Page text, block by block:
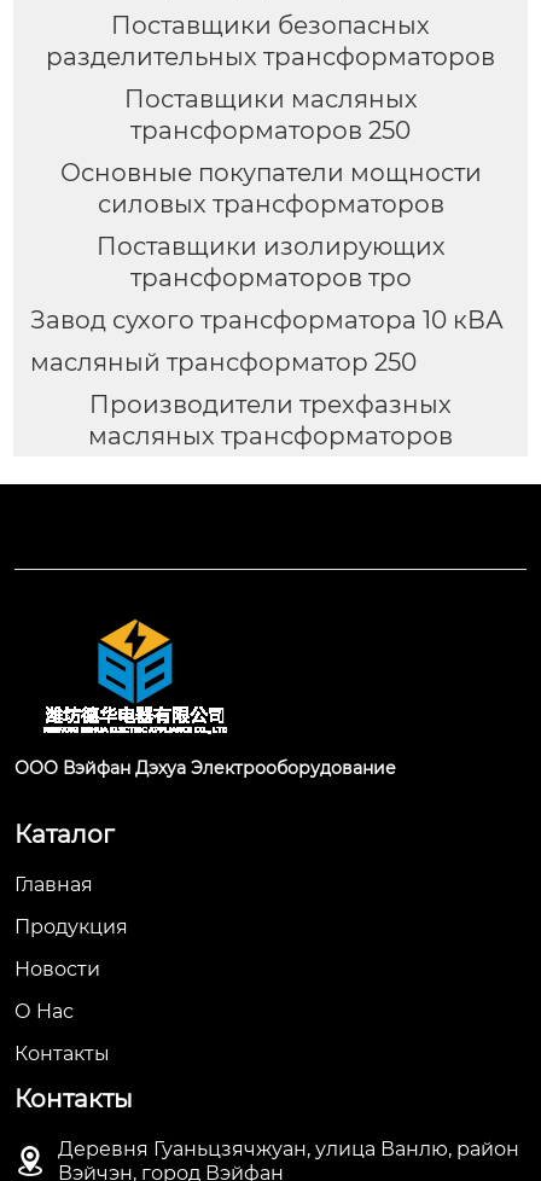
Поставщики безопасных
разделительных трансформаторов
Поставщики масляных
трансформаторов 250
Основные покупатели мощности
силовых трансформаторов
Поставщики изолирующих
трансформаторов тро
Завод сухого трансформатора 10 кВА
масляный трансформатор 250
Производители трехфазных
масляных трансформаторов
ООО Вэйфан Дэхуа Электрооборудование
Каталог
Главная
Продукция
Новости
О Hас
Контакты
Контакты

Деревня Гуаньцзячжуан, улица Ванлю, район
Вэйчэн, город Вэйфан